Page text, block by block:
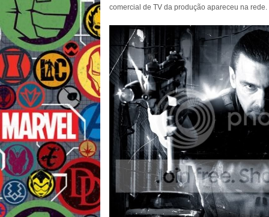
comercial de TV da produção apareceu na rede.